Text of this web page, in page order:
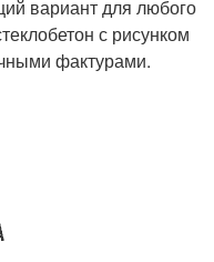
вариант для любого
с рисунком
фактурами.